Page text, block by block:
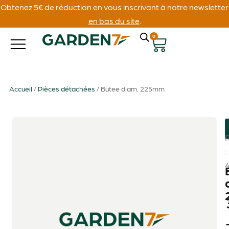
Obtenez 5€ de réduction en vous inscrivant à notre newsletter
en bas du site.
0
Accueil / Pièces détachées / Butee diam. 225mm
: